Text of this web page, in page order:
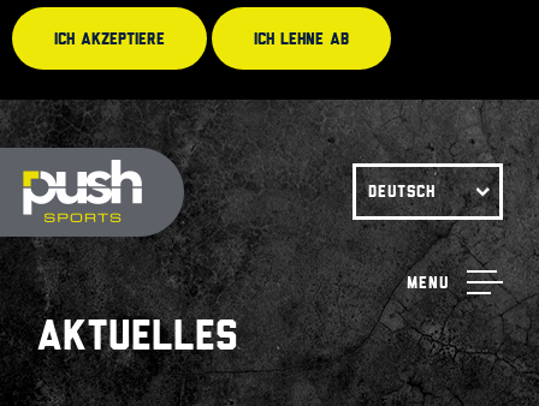
Ich akzeptiere Ich lehne ab
DEUTSCH
Menu
Aktuelles